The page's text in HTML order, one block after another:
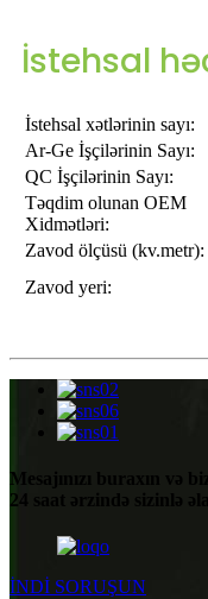
İstehsal
İstehsal xətlərinin sayı:
Ar-Ge İşçilərinin Sayı:
QC İşçilərinin Sayı:
Təqdim olunan OEM
Xidmətləri:
Zavod ölçüsü (kv.metr):
Zavod yeri:
Mesajınızı buraxın və
24 saat ərzində sizinlə
İNDİ SORUŞUN